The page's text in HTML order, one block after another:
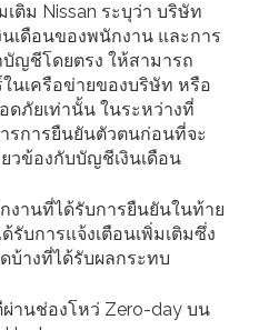
ติม Nissan ระบุว่า บริษัท
นเดือนของพนักงาน และการ
บัญชีโดยตรง ให้สามารถ
นเครือข่ายของบริษัท หรือ
ดภัยเท่านั้น ในระหว่างที่
รการยืนยันตัวตนก่อนที่จะ
วข้องกับบัญชีเงินเดือน
งานที่ได้รับการยืนยันในท้าย
รับการแจ้งเตือนเพิ่มเติมซึ่ง
บ้างที่ได้รับผลกระทบ
านช่องโหว่ Zero-day บน